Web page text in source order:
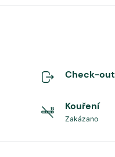
Check-out
Kouření
Zakázano